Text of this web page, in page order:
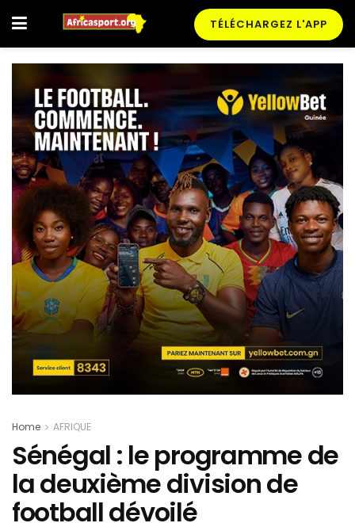
TÉLÉCHARGEZ L'APP
Home AFRIQUE
Sénégal : le programme de
la deuxième division de
football dévoilé